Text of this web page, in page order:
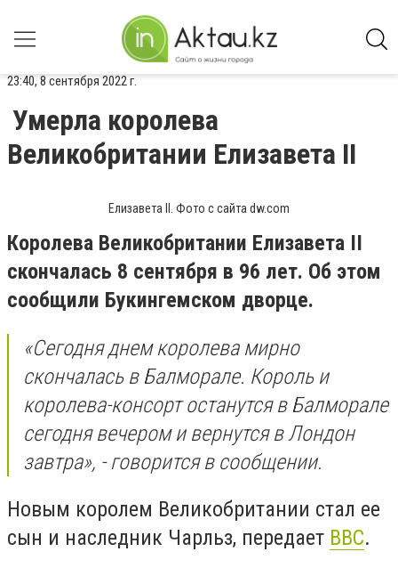
23:40, 8 сентября 2022 г.
Умерла королева
Великобритании Елизавета II
Елизавета II. Фото с сайта dw.com
Королева Великобритании Елизавета II
скончалась 8 сентября в 96 лет. Об этом
сообщили Букингемском дворце.
«Сегодня днем королева мирно
скончалась в Балморале. Король и
королева-консорт останутся в Балморале
сегодня вечером и вернутся в Лондон
завтра», - говорится в сообщении.
Новым королем Великобритании стал ее
сын и наследник Чарльз, передает BBC.